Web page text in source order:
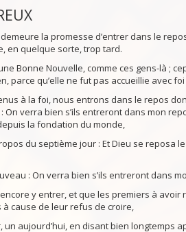
la promesse d’entrer dans le
en quelque sorte, trop tard.
Bonne Nouvelle, comme ces gens-là ;
parce qu’elle ne fut pas accueillie avec
à la foi, nous entrons dans le repos
On verra bien s’ils entreront dans mon
la fondation du monde,
du septième jour : Et Dieu se reposa
: On verra bien s’ils entreront dans
y entrer, et que les premiers à avoir
à cause de leur refus de croire,
aujourd’hui, en disant bien longtemps